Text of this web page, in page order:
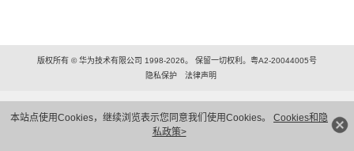
本站点使用Cookies，继续浏览表示您同意我们使用Cookies。 Cookies和隐
私政策>
版权所有 © 华为技术有限公司 1998-2026。 保留一切权利。粤A2-20044005号
隐私保护
法律声明